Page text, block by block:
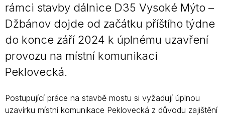
rámci stavby dálnice D35 Vysoké Mýto –
Džbánov dojde od začátku příštího týdne
do konce září 2024 k úplnému uzavření
provozu na místní komunikaci
Peklovecká.
Postupující práce na stavbě mostu si vyžadují úplnou
uzavírku místní komunikace Peklovecká z důvodu zajištění